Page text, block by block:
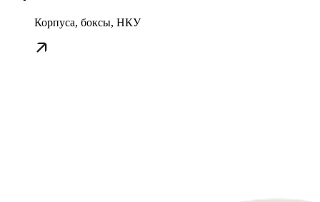
Корпуса, боксы, НКУ